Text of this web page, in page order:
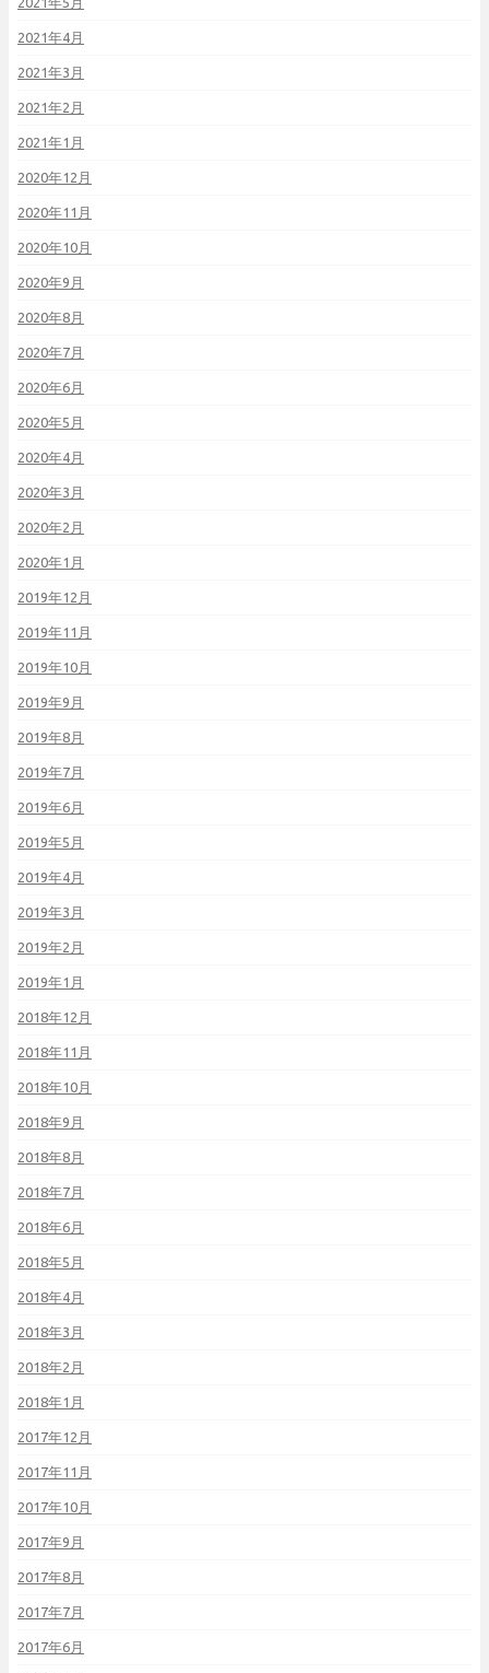
2021年4月
2021年3月
2021年2月
2021年1月
2020年12月
2020年11月
2020年10月
2020年9月
2020年8月
2020年7月
2020年6月
2020年5月
2020年4月
2020年3月
2020年2月
2020年1月
2019年12月
2019年11月
2019年10月
2019年9月
2019年8月
2019年7月
2019年6月
2019年5月
2019年4月
2019年3月
2019年2月
2019年1月
2018年12月
2018年11月
2018年10月
2018年9月
2018年8月
2018年7月
2018年6月
2018年5月
2018年4月
2018年3月
2018年2月
2018年1月
2017年12月
2017年11月
2017年10月
2017年9月
2017年8月
2017年7月
2017年6月